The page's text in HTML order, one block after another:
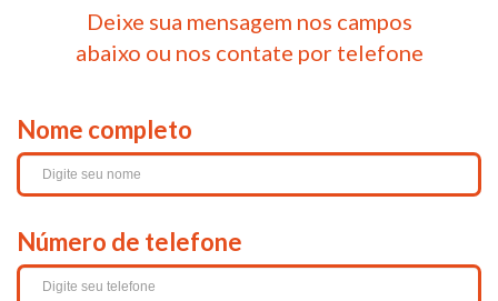
Deixe sua mensagem nos campos
abaixo ou nos contate por telefone
Nome completo
Número de telefone